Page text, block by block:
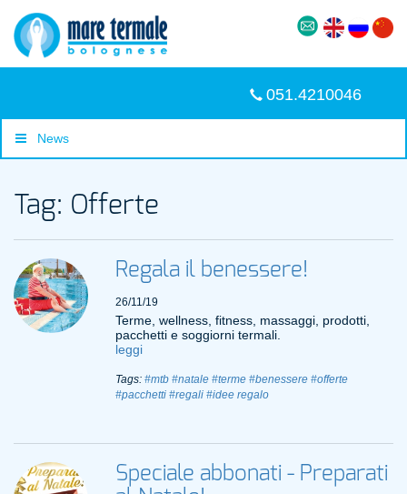
051.4210046
News
Tag: Offerte
Regala il benessere!
26/11/19
Terme, wellness, fitness, massaggi, prodotti,
pacchetti e soggiorni termali.
leggi
Tags: #mtb #natale #terme #benessere #offerte
#pacchetti #regali #idee regalo
Speciale abbonati - Preparati